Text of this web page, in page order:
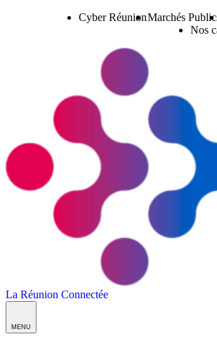
Cyber RéunionMarchés
Nos
La Réunion Connectée
MENU